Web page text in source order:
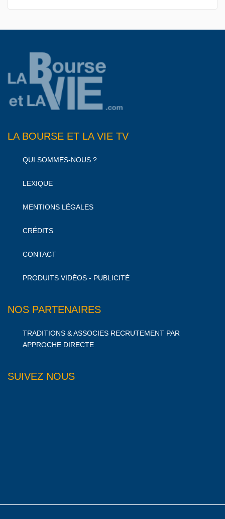
LA BOURSE ET LA VIE TV
QUI SOMMES-NOUS ?
LEXIQUE
MENTIONS LÉGALES
CRÉDITS
CONTACT
PRODUITS VIDÉOS - PUBLICITÉ
NOS PARTENAIRES
TRADITIONS & ASSOCIES RECRUTEMENT PAR
APPROCHE DIRECTE
SUIVEZ NOUS